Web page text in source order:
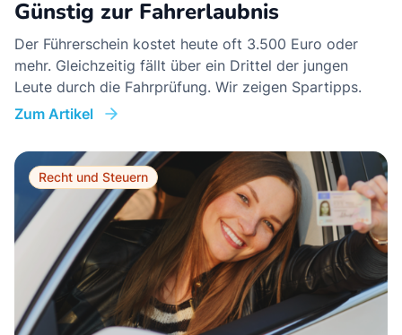
Günstig zur Fahrerlaubnis
Der Führerschein kostet heute oft 3.500 Euro oder
mehr. Gleichzeitig fällt über ein Drittel der jungen
Leute durch die Fahrprüfung. Wir zeigen Spartipps.
Zum Artikel
Recht und Steuern